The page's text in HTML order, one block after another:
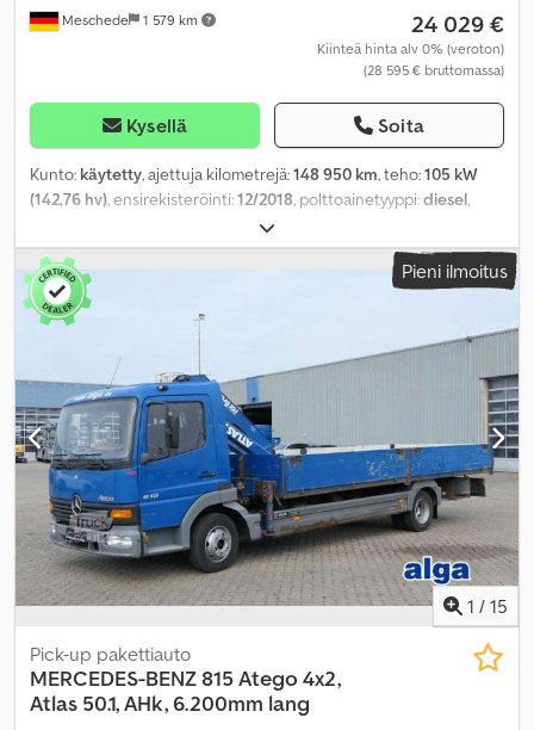
Meschede 1 579 km 24 029 €
Kiinteä hinta alv 0% (veroton)
(28 595 € bruttomassa)
Kysellä Soita
Kunto: käytetty, ajettuja kilometrejä:148 950 km, teho:105 kW
(142,76 hv), ensirekisteröinti:12/2018, polttoainetyyppi:diesel,
valkoinen
mekaaninen, päästöluokka:Euro 6, istuimien määrä:6,
kuormatilan pituus:
2 030 mm,
kuormatilan korkeus:
ABS, elektroninen ajonvakautusjärjestelmä (ESP), ilmastointi,
keskuslukitus, noesuodatin, pysäköintilämmitin,
Pieni ilmoitus
1 / 15
Pick-up pakettiauto
MERCEDES-BENZ815 Atego 4x2,
Atlas 50.1, AHk, 6.200mm lang